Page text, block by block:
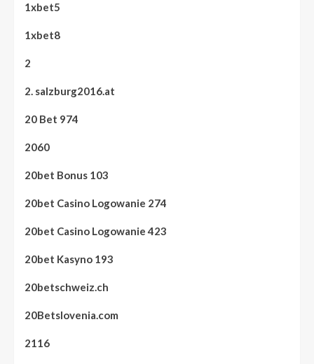
1xbet5
1xbet8
2
2. salzburg2016.at
20 Bet 974
2060
20bet Bonus 103
20bet Casino Logowanie 274
20bet Casino Logowanie 423
20bet Kasyno 193
20betschweiz.ch
20Betslovenia.com
2116